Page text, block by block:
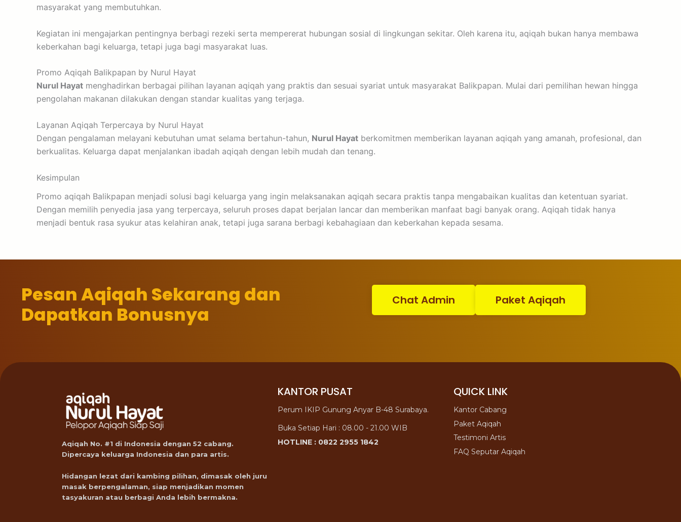
masyarakat yang membutuhkan.
Kegiatan ini mengajarkan pentingnya berbagi rezeki serta mempererat hubungan sosial di lingkungan sekitar. Oleh karena itu, aqiqah bukan hanya membawa
keberkahan bagi keluarga, tetapi juga bagi masyarakat luas.
Promo Aqiqah Balikpapan by Nurul Hayat
Nurul Hayat menghadirkan berbagai pilihan layanan aqiqah yang praktis dan sesuai syariat untuk masyarakat Balikpapan. Mulai dari pemilihan hewan hingga
pengolahan makanan dilakukan dengan standar kualitas yang terjaga.
Layanan Aqiqah Terpercaya by Nurul Hayat
Dengan pengalaman melayani kebutuhan umat selama bertahun-tahun, Nurul Hayat berkomitmen memberikan layanan aqiqah yang amanah, profesional, dan
berkualitas. Keluarga dapat menjalankan ibadah aqiqah dengan lebih mudah dan tenang.
Kesimpulan
Promo aqiqah Balikpapan menjadi solusi bagi keluarga yang ingin melaksanakan aqiqah secara praktis tanpa mengabaikan kualitas dan ketentuan syariat.
Dengan memilih penyedia jasa yang terpercaya, seluruh proses dapat berjalan lancar dan memberikan manfaat bagi banyak orang. Aqiqah tidak hanya
menjadi bentuk rasa syukur atas kelahiran anak, tetapi juga sarana berbagi kebahagiaan dan keberkahan kepada sesama.
Pesan Aqiqah Sekarang dan
Dapatkan Bonusnya
Chat Admin Paket Aqiqah
Aqiqah No. #1 di Indonesia dengan 52 cabang.
Dipercaya keluarga Indonesia dan para artis.
Hidangan lezat dari kambing pilihan, dimasak oleh juru
masak berpengalaman, siap menjadikan momen
tasyakuran atau berbagi Anda lebih bermakna.
KANTOR PUSAT
Perum IKIP Gunung Anyar B-48 Surabaya.
Buka Setiap Hari : 08.00 - 21.00 WIB
HOTLINE : 0822 2955 1842
QUICK LINK
Kantor Cabang
Paket Aqiqah
Testimoni Artis
FAQ Seputar Aqiqah